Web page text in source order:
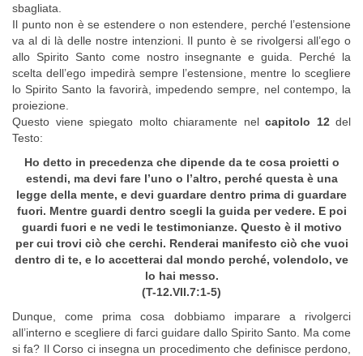
sbagliata.
Il punto non è se estendere o non estendere, perché l’estensione
va al di là delle nostre intenzioni. Il punto è se rivolgersi all’ego o
allo Spirito Santo come nostro insegnante e guida. Perché la
scelta dell’ego impedirà sempre l’estensione, mentre lo scegliere
lo Spirito Santo la favorirà, impedendo sempre, nel contempo, la
proiezione.
Questo viene spiegato molto chiaramente nel capitolo 12del
Testo:
Ho detto in precedenza che dipende da te cosa proietti o
estendi, ma devi fare l’uno o l’altro, perché questa è una
legge della mente, e devi guardare dentro prima di guardare
fuori. Mentre guardi dentro scegli la guida per vedere. E poi
guardi fuori e ne vedi le testimonianze. Questo è il motivo
per cui trovi ciò che cerchi. Renderai manifesto ciò che vuoi
dentro di te, e lo accetterai dal mondo perché, volendolo, ve
lo hai messo.
(T-12.VII.7:1-5)
Dunque, come prima cosa dobbiamo imparare a rivolgerci
all’interno e scegliere di farci guidare dallo Spirito Santo. Ma come
si fa? Il Corso ci insegna un procedimento che definisce perdono,